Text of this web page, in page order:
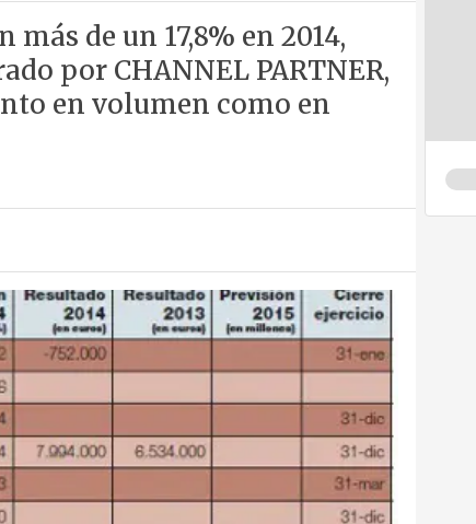
de un 17,8% en 2014,
por CHANNEL PARTNER,
en volumen como en